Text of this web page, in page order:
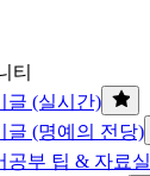
티
글 (실시간)
글 (명예의 전당)
공부 팁 & 자료실